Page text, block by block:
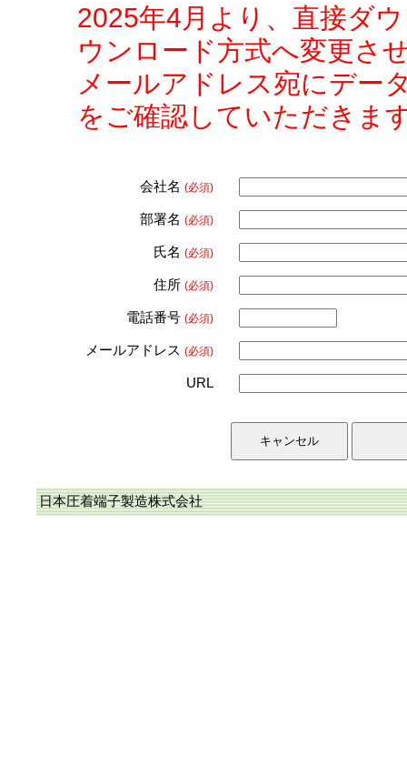
2025年4月より、直接ダ
ウンロード方式へ変更さ
メールアドレス宛にデー
をご確認していただきま
会社名 (必須)
部署名 (必須)
氏名 (必須)
住所 (必須)
電話番号 (必須)
メールアドレス (必須)
URL
日本圧着端子製造株式会社